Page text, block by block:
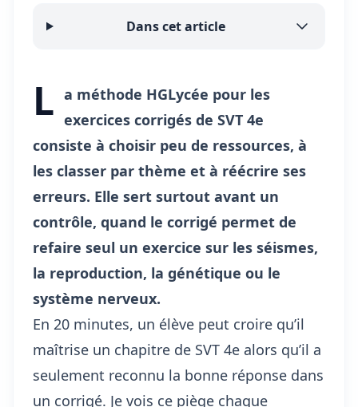
Dans cet article
L a méthode HGLycée pour les
exercices corrigés de SVT 4e
consiste à choisir peu de ressources, à
les classer par thème et à réécrire ses
erreurs. Elle sert surtout avant un
contrôle, quand le corrigé permet de
refaire seul un exercice sur les séismes,
la reproduction, la génétique ou le
système nerveux.
En 20 minutes, un élève peut croire qu’il
maîtrise un chapitre de SVT 4e alors qu’il a
seulement reconnu la bonne réponse dans
un corrigé. Je vois ce piège chaque